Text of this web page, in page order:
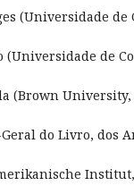
(Universidade de
(Universidade de
(Brown University,
do Livro, dos